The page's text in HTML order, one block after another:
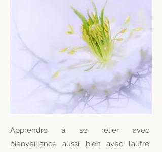
Apprendre à se relier avec
bienveillance aussi bien avec l’autre